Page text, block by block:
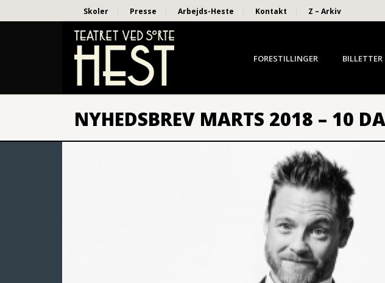
Skoler Presse Arbejds-Heste Kontakt Z – Arkiv
FORESTILLINGER BILLETTER
NYHEDSBREV MARTS 2018 – 10